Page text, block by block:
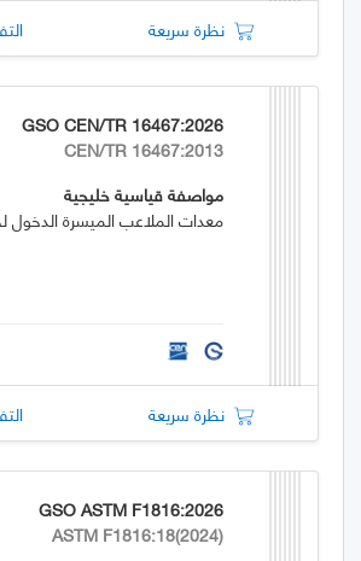
نظرة سريعة
GSO CEN/TR 16467:2026
CEN/TR 16467:2013
مواصفة قياسية خليجية
معدات الملاعب الميسرة الدخول
نظرة سريعة
GSO ASTM F1816:2026
ASTM F1816:18(2024)